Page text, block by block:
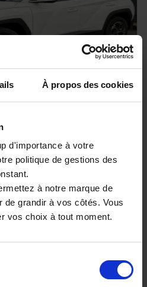
À propos des cookies
d'importance à votre
politique de gestions des
à notre marque de
de grandir à vos côtés. Vous
vos choix à tout moment.
Klass
Hybride - Boîte auto